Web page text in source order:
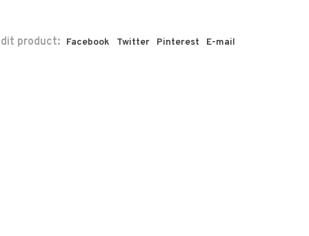
product: Facebook Twitter Pinterest E-mail